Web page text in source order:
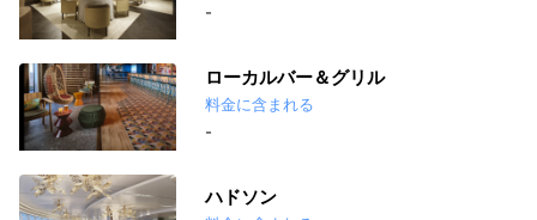
-
ローカルバー＆グリル
料金に含まれる
-
ハドソン